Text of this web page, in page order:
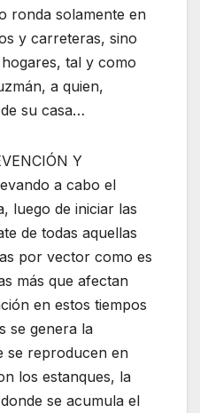
ronda solamente en
y carreteras, sino
tal y como
a quien,
su casa…
Y
a cabo el
luego de iniciar las
de todas aquellas
por vector como es
más que afectan
en estos tiempos
se genera la
se reproducen en
los estanques, la
se acumula el